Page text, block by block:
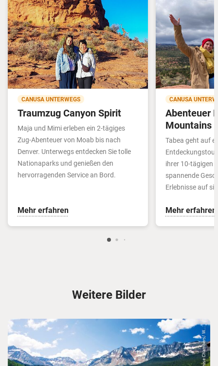
CANUSA UNTERWEGS
Traumzug Canyon Spirit
Maja und Mimi erleben ein 2-tägiges
Zug-Abenteuer von Moab bis nach
Denver. Unterwegs entdecken Sie tolle
Nationaparks und genießen den
hervorragenden Service an Bord.
Mehr erfahren
CANUSA
Abenteuer
Mountains
Tabea geht auf
ihrer 10-tägigen
spannende
Erlebnisse auf
Mehr erfahren
Weitere Bilder
© Denise Chambers/ W...